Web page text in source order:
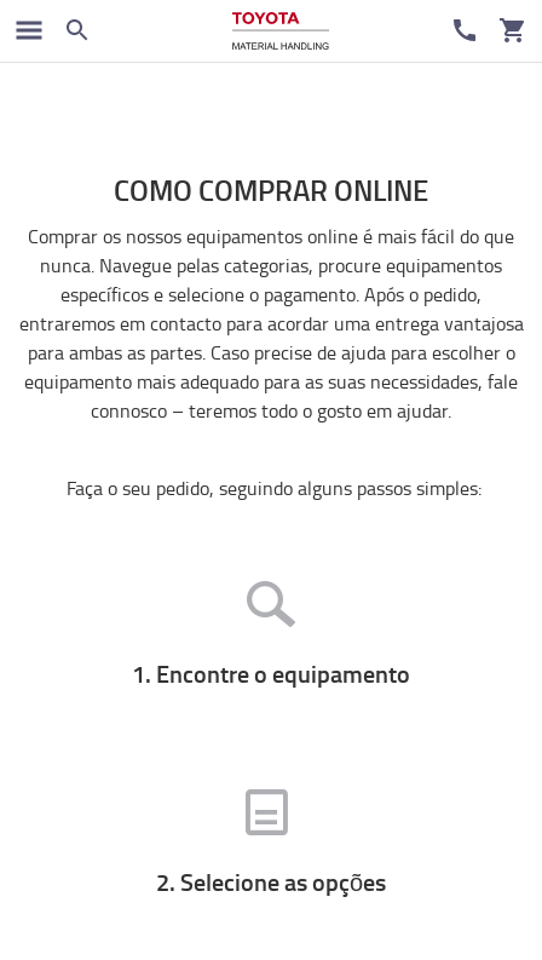
COMO COMPRAR ONLINE
Comprar os nossos equipamentos online é mais fácil do que
nunca. Navegue pelas categorias, procure equipamentos
específicos e selecione o pagamento. Após o pedido,
entraremos em contacto para acordar uma entrega vantajosa
para ambas as partes. Caso precise de ajuda para escolher o
equipamento mais adequado para as suas necessidades, fale
connosco – teremos todo o gosto em ajudar.
Faça o seu pedido, seguindo alguns passos simples:
1. Encontre o equipamento
2. Selecione as opções